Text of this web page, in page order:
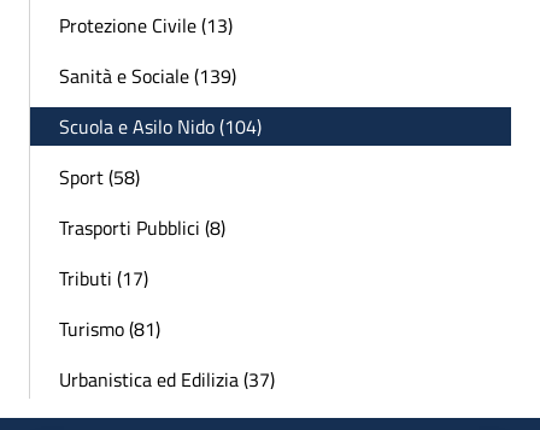
Protezione Civile (13)
Sanità e Sociale (139)
Scuola e Asilo Nido (104)
Sport (58)
Trasporti Pubblici (8)
Tributi (17)
Turismo (81)
Urbanistica ed Edilizia (37)